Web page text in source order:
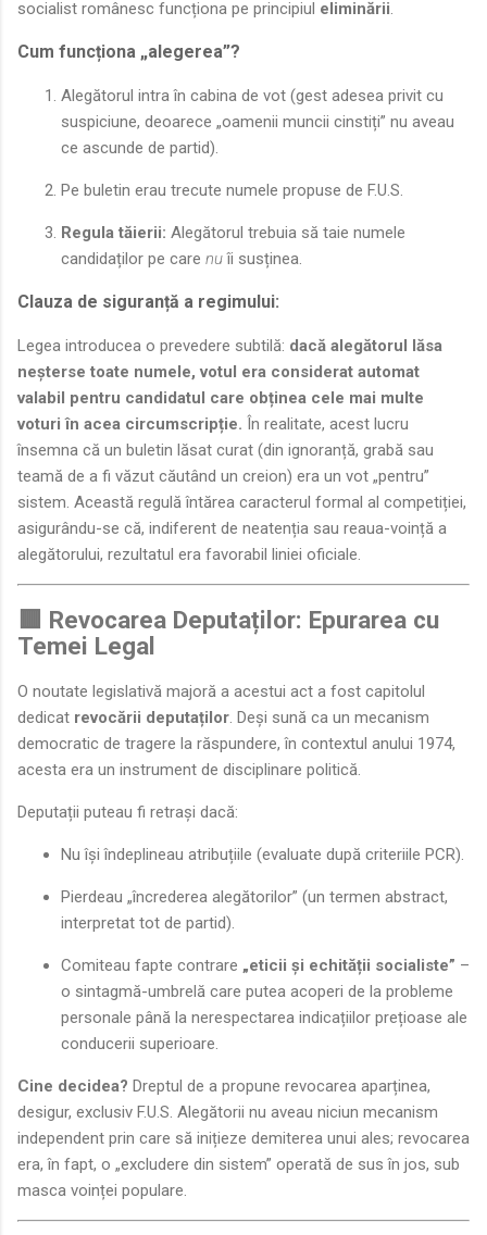
socialist românesc funcționa pe principiul eliminării.
Cum funcționa „alegerea”?
Alegătorul intra în cabina de vot (gest adesea privit cu
suspiciune, deoarece „oamenii muncii cinstiți” nu aveau
ce ascunde de partid).
Pe buletin erau trecute numele propuse de F.U.S.
Regula tăierii: Alegătorul trebuia să taie numele
candidaților pe care nuîi susținea.
Clauza de siguranță a regimului:
Legea introducea o prevedere subtilă: dacă alegătorul lăsa
neșterse toate numele, votul era considerat automat
valabil pentru candidatul care obținea cele mai multe
voturi în acea circumscripție. În realitate, acest lucru
însemna că un buletin lăsat curat (din ignoranță, grabă sau
teamă de a fi văzut căutând un creion) era un vot „pentru”
sistem. Această regulă întărea caracterul formal al competiției,
asigurându-se că, indiferent de neatenția sau reaua-voință a
alegătorului, rezultatul era favorabil liniei oficiale.
🟥 Revocarea Deputaților: Epurarea cu
Temei Legal
O noutate legislativă majoră a acestui act a fost capitolul
dedicat revocării deputaților. Deși sună ca un mecanism
democratic de tragere la răspundere, în contextul anului 1974,
acesta era un instrument de disciplinare politică.
Deputații puteau fi retrași dacă:
Nu își îndeplineau atribuțiile (evaluate după criteriile PCR).
Pierdeau „încrederea alegătorilor” (un termen abstract,
interpretat tot de partid).
Comiteau fapte contrare „eticii și echității socialiste” –
o sintagmă-umbrelă care putea acoperi de la probleme
personale până la nerespectarea indicațiilor prețioase ale
conducerii superioare.
Cine decidea? Dreptul de a propune revocarea aparținea,
desigur, exclusiv F.U.S. Alegătorii nu aveau niciun mecanism
independent prin care să inițieze demiterea unui ales; revocarea
era, în fapt, o „excludere din sistem” operată de sus în jos, sub
masca voinței populare.